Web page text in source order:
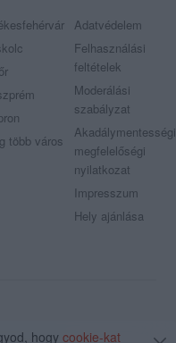
több város
Adatvédelem
Felhasználási
feltételek
Moderálási
szabályzat
Akadálymentességi
megfelelőségi
nyilatkozat
Impresszum
Hely ajánlása
hogycookie-kat